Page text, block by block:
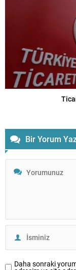
Bir Yorum
Daha sonraki